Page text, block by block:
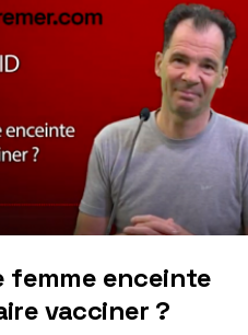
femme enceinte
vacciner ?